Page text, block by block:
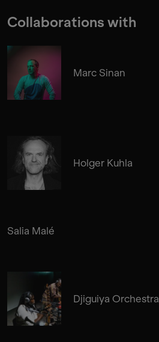
Collaborations with
Marc Sinan
Holger Kuhla
Salia Malé
Djiguiya Orchestra